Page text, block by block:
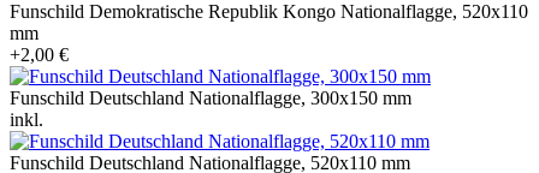
Funschild Demokratische Republik Kongo Nationalflagge, 520x110
mm
+2,00 €
Funschild Deutschland Nationalflagge, 300x150 mm
inkl.
Funschild Deutschland Nationalflagge, 520x110 mm